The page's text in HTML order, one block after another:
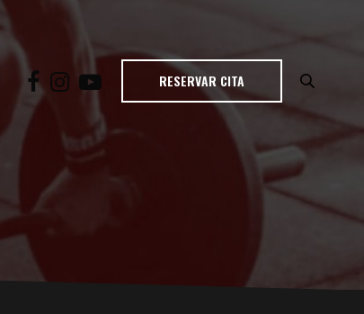
RESERVAR CITA